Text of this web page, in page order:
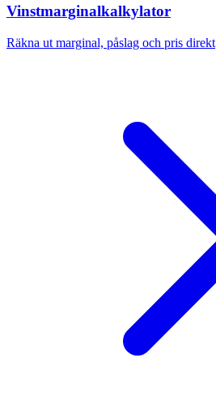
Vinstmarginalkalkylator
Räkna ut marginal, påslag och pris direkt